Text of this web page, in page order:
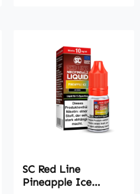
SC Red Line
Pineapple Ice